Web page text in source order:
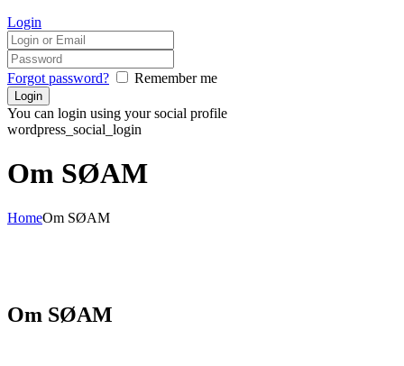
Login
Forgot password? Remember me
You can login using your social profile
wordpress_social_login
Om SØAM
HomeOm SØAM
Om SØAM